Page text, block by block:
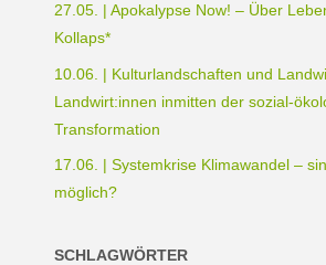
27.05. | Apokalypse Now! – Über
Kollaps*
10.06. | Kulturlandschaften und
Landwirt:innen inmitten der sozial-
Transformation
17.06. | Systemkrise Klimawandel –
möglich?
SCHLAGWÖRTER